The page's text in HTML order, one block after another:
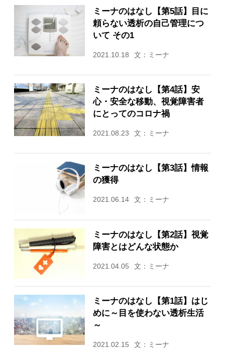
ミーナのはなし【第5話】目に
頼らない透析の自己管理につ
いて その1
2021.10.18 文：ミーナ
ミーナのはなし【第4話】安
心・安全な移動、視覚障害者
にとってのコロナ禍
2021.08.23 文：ミーナ
ミーナのはなし【第3話】情報
の獲得
2021.06.14 文：ミーナ
ミーナのはなし【第2話】視覚
障害とはどんな状態か
2021.04.05 文：ミーナ
ミーナのはなし【第1話】はじ
めに～目を使わない透析生活
～
2021.02.15 文：ミーナ